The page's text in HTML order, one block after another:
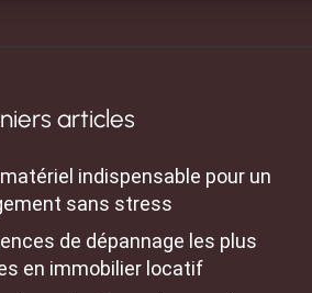
articles
indispensable pour un
sans stress
de dépannage les plus
en immobilier locatif